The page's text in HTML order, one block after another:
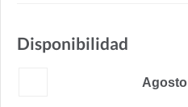
Disponibilidad
Agosto